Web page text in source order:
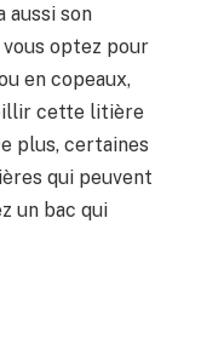
aussi son
optez pour
en copeaux,
cette litière
plus, certaines
qui peuvent
un bac qui